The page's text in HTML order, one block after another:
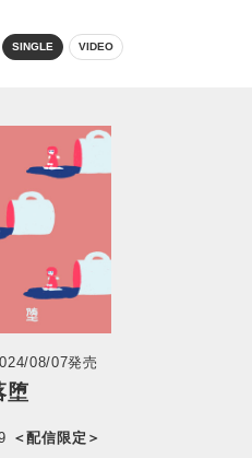
る
SINGLE VIDEO
08/07発売
堕
＜配信限定＞